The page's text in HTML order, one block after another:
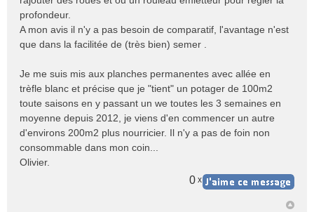
profondeur.
A mon avis il n'y a pas besoin de comparatif, l'avantage n'est
que dans la facilitée de (très bien) semer .
Je me suis mis aux planches permanentes avec allée en
trèfle blanc et précise que je "tient" un potager de 100m2
toute saisons en y passant un we toutes les 3 semaines en
moyenne depuis 2012, je viens d'en commencer un autre
d'environs 200m2 plus nourricier. Il n'y a pas de foin non
consommable dans mon coin...
Olivier.
0 x